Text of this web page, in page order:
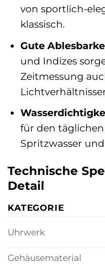
von sportlich-
klassisch.
Gute
und Indizes
Zeitmessung
für den
Spritzwasser
Technische
Detail
KATEGORIE
Uhrwerk
Gehäusematerial